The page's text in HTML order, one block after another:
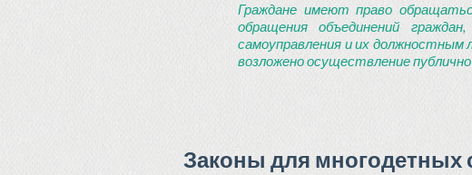
Граждане имеют право
обращения объединений
самоуправления и их должностным
возложено осуществление
Законы для многодетных